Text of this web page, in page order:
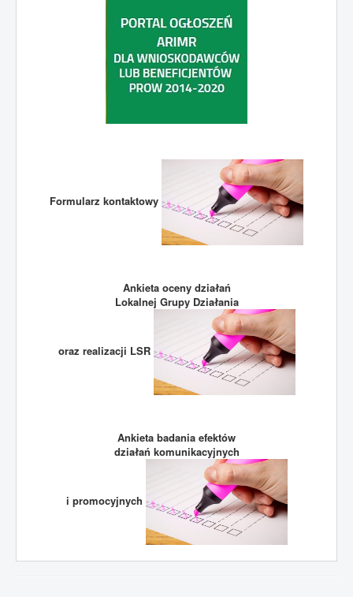
Formularz kontaktowy
Ankieta oceny działań
Lokalnej Grupy Działania
oraz realizacji LSR
Ankieta badania efektów
działań komunikacyjnych
i promocyjnych